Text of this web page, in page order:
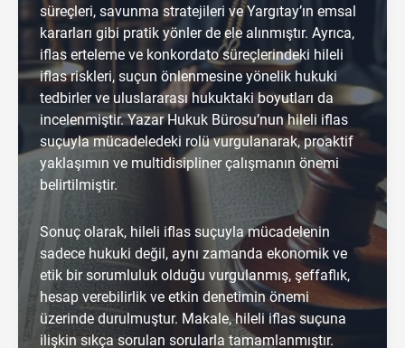
süreçleri, savunma stratejileri ve Yargıtay’ın emsal
kararları gibi pratik yönler de ele alınmıştır. Ayrıca,
iflas erteleme ve konkordato süreçlerindeki hileli
iflas riskleri, suçun önlenmesine yönelik hukuki
tedbirler ve uluslararası hukuktaki boyutları da
incelenmiştir. Yazar Hukuk Bürosu’nun hileli iflas
suçuyla mücadeledeki rolü vurgulanarak, proaktif
yaklaşımın ve multidisipliner çalışmanın önemi
belirtilmiştir.
Sonuç olarak, hileli iflas suçuyla mücadelenin
sadece hukuki değil, aynı zamanda ekonomik ve
etik bir sorumluluk olduğu vurgulanmış, şeffaflık,
hesap verebilirlik ve etkin denetimin önemi
üzerinde durulmuştur. Makale, hileli iflas suçuna
ilişkin sıkça sorulan sorularla tamamlanmıştır.